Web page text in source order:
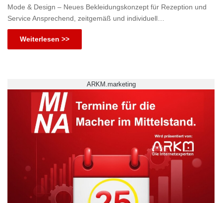
Mode & Design – Neues Bekleidungskonzept für Rezeption und
Service Ansprechend, zeitgemäß und individuell…
Weiterlesen >>
ARKM.marketing